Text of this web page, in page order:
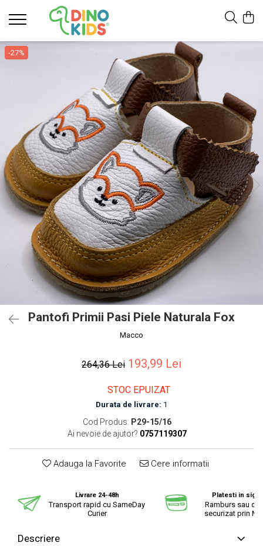
Suport clienti
Livrare internationala
Formular de retur
-27%
Pantofi Primii Pasi Piele Naturala Fox
Macco
264,36 Lei 193,99 Lei
STOC EPUIZAT
Durata de livrare: 1
Cod Produs: P29-15/16
Ai nevoie de ajutor? 0757119307
Adauga la Favorite Cere informatii
Livrare 24-48h
Transport rapid cu SameDay
Curier
Platesti in
Ramburs sau cu
securizat prin
Descriere